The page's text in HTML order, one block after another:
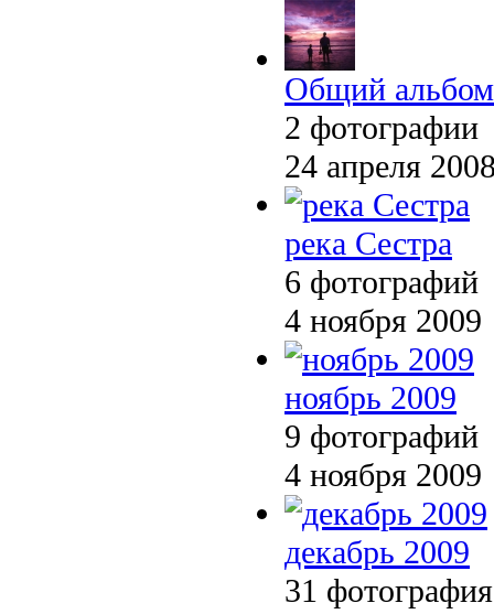
Общий альбом
2 фотографии
24 апреля
река Сестра
6 фотографий
4 ноября 2009
ноябрь 2009
9 фотографий
4 ноября 2009
декабрь 2009
31 фотография